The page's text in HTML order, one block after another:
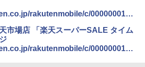
rakutenmobile/c/0000000165
市場店 「楽天スーパーSALE タイム
rakutenmobile/c/0000000167